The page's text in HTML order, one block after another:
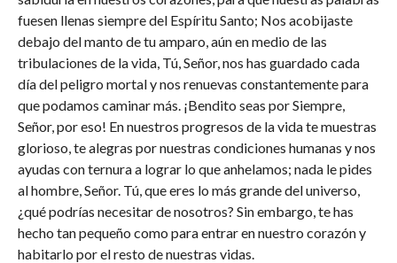
fuesen llenas siempre del Espíritu Santo; Nos acobijaste
debajo del manto de tu amparo, aún en medio de las
tribulaciones de la vida, Tú, Señor, nos has guardado cada
día del peligro mortal y nos renuevas constantemente para
que podamos caminar más. ¡Bendito seas por Siempre,
Señor, por eso! En nuestros progresos de la vida te muestras
glorioso, te alegras por nuestras condiciones humanas y nos
ayudas con ternura a lograr lo que anhelamos; nada le pides
al hombre, Señor. Tú, que eres lo más grande del universo,
¿qué podrías necesitar de nosotros? Sin embargo, te has
hecho tan pequeño como para entrar en nuestro corazón y
habitarlo por el resto de nuestras vidas.